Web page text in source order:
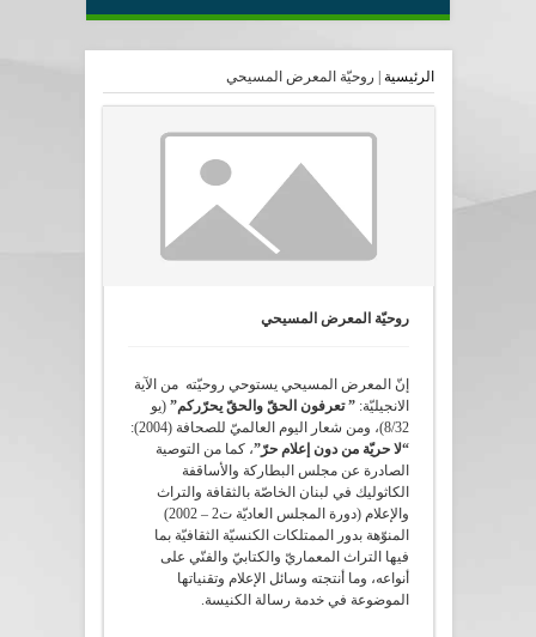
الرئيسية روحيّة المعرض المسيحي
روحيّة المعرض المسيحي
إنّ المعرض المسيحي يستوحي روحيّته من الآية
الانجيليّة:” تعرفون الحقّ والحقّ يحرّركم”(يو
8/32)، ومن شعار اليوم العالميّ للصحافة (2004):
“لا حريّة من دون إعلام حرّ”، كما من التوصية
الصادرة عن مجلس البطاركة والأساقفة
الكاثوليك في لبنان الخاصّة بالثقافة والتراث
والإعلام (دورة المجلس العاديّة ت2 – 2002)
المنوّهة بدور الممتلكات الكنسيّة الثقافيّة بما
فيها التراث المعماريّ والكتابيّ والفنّي على
أنواعه، وما أنتجته وسائل الإعلام وتقنياتها
الموضوعة في خدمة رسالة الكنيسة.